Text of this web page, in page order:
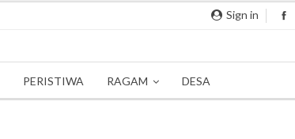
Sign in
PERISTIWA RAGAM DESA